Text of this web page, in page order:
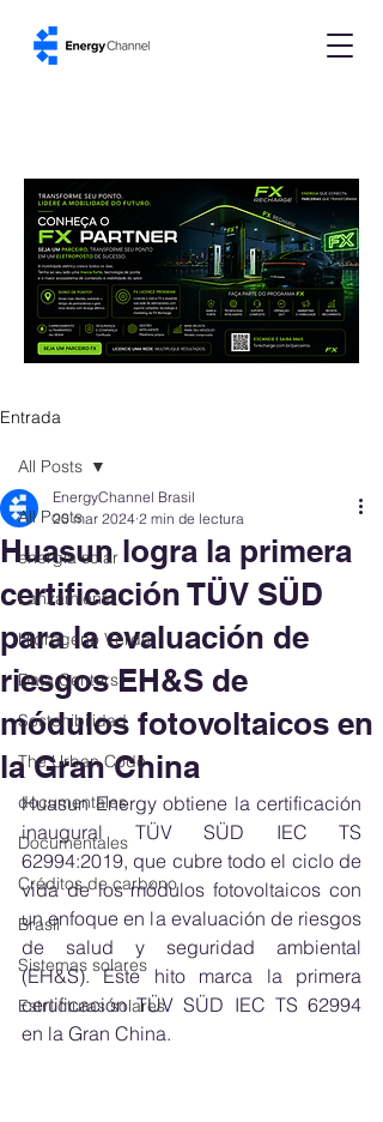
Entrada
All Posts
energía solar
Lanzamiento
Hidrógeno Verde
Data Centers
Sostenibilidad
The Urban Code
documentales
Documentales
Créditos de carbono
Brasil
Sistemas solares
Estructuras solares
All Posts
Huasun logra la primera
certificación TÜV SÜD
para la evaluación de
riesgos EH&S de
módulos fotovoltaicos en
la Gran China
EnergyChannel Brasil
20 mar 2024 2 min de lectura
Huasun Energy obtiene la certificación
inaugural TÜV SÜD IEC TS
62994:2019, que cubre todo el ciclo de
vida de los módulos fotovoltaicos con
un enfoque en la evaluación de riesgos
de salud y seguridad ambiental
(EH&S). Este hito marca la primera
certificación TÜV SÜD IEC TS 62994
en la Gran China.